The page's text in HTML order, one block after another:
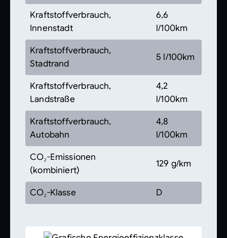
Kraftstoffverbrauch,
Innenstadt
6,6
l/100km
Kraftstoffverbrauch,
Stadtrand
5 l/100km
Kraftstoffverbrauch,
Landstraße
4,2
l/100km
Kraftstoffverbrauch,
Autobahn
4,8
l/100km
CO₂-Emissionen
(kombiniert)
129 g/km
CO₂-Klasse D